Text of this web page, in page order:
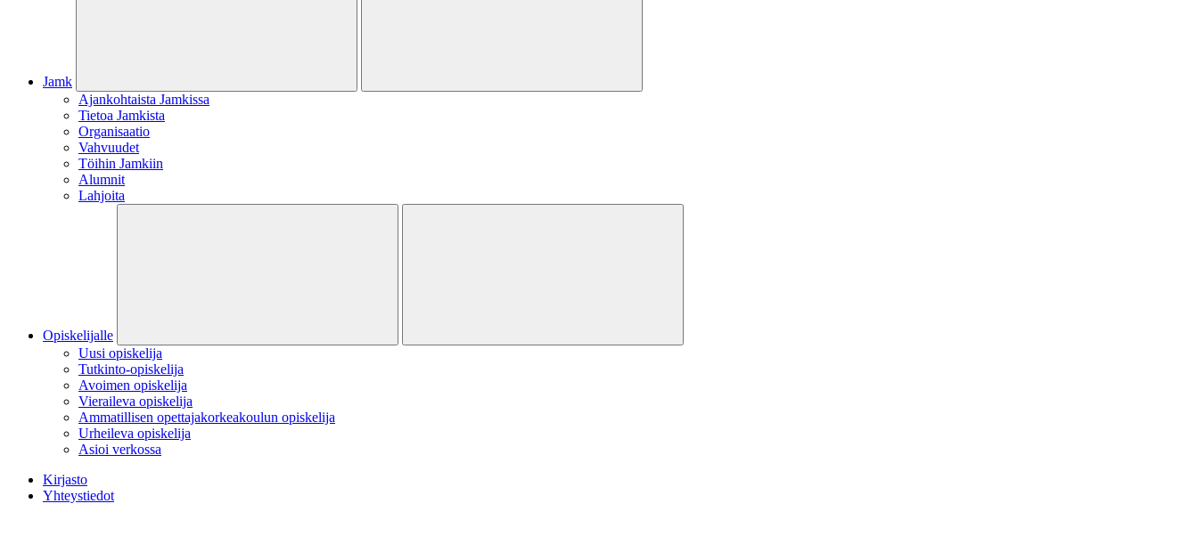
Jamk
Ajankohtaista Jamkissa
Tietoa Jamkista
Organisaatio
Vahvuudet
Töihin Jamkiin
Alumnit
Lahjoita
Opiskelijalle
Uusi opiskelija
Tutkinto-opiskelija
Avoimen opiskelija
Vieraileva opiskelija
Ammatillisen opettajakorkeakoulun opiskelija
Urheileva opiskelija
Asioi verkossa
Kirjasto
Yhteystiedot